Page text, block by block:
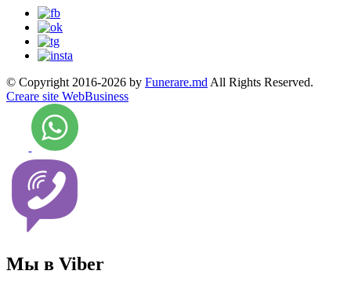
© Copyright 2016-2026 by Funerare.md All Rights Reserved.
Creare site WebBusiness
Мы в Viber